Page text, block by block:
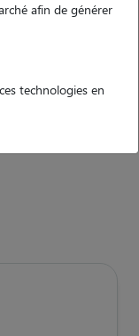
poney animaux de la
afin de générer
technologies en